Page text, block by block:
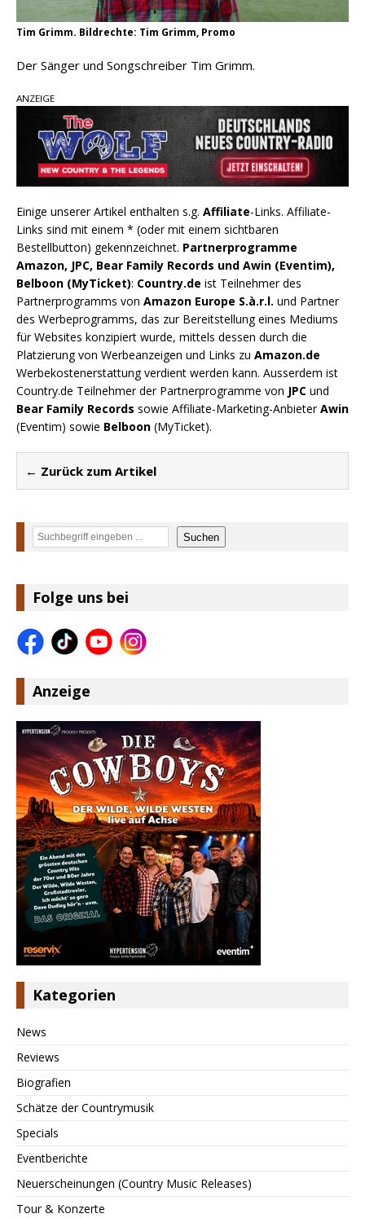
Tim Grimm. Bildrechte: Tim Grimm, Promo
Der Sänger und Songschreiber Tim Grimm.
ANZEIGE
Einige unserer Artikel enthalten s.g. Affiliate-Links. Affiliate-
Links sind mit einem * (oder mit einem sichtbaren
Bestellbutton) gekennzeichnet. Partnerprogramme
Amazon, JPC, Bear Family Records und Awin (Eventim),
Belboon (MyTicket): Country.de ist Teilnehmer des
Partnerprogramms von Amazon Europe S.à.r.l. und Partner
des Werbeprogramms, das zur Bereitstellung eines Mediums
für Websites konzipiert wurde, mittels dessen durch die
Platzierung von Werbeanzeigen und Links zu Amazon.de
Werbekostenerstattung verdient werden kann. Ausserdem ist
Country.de Teilnehmer der Partnerprogramme von JPC und
Bear Family Records sowie Affiliate-Marketing-AnbieterAwin
(Eventim) sowie Belboon (MyTicket).
← Zurück zum Artikel
Suchen Suchen
Folge uns bei
Anzeige
Kategorien
News
Reviews
Biografien
Schätze der Countrymusik
Specials
Eventberichte
Neuerscheinungen (Country Music Releases)
Tour & Konzerte